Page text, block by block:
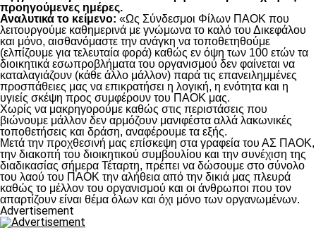
προηγούμενες ημέρες.
Αναλυτικά το κείμενο: «Ως Σύνδεσμοι Φίλων ΠΑΟΚ που
λειτουργούμε καθημερινά με γνώμωνα το καλό του Δικεφάλου
και μόνο, αισθανόμαστε την ανάγκη να τοποθετηθούμε
(ελπίζουμε για τελευταία φορά) καθώς εν όψη των 100 ετών τα
διοικητικά εσωπροβλήματα του οργανισμού δεν φαίνεται να
καταλαγιάζουν (κάθε άλλο μάλλον) παρά τις επανειλημμένες
προσπάθειες μας να επικρατήσει η λογική, η ενότητα και η
υγιείς σκέψη προς συμφέρουν του ΠΑΟΚ μας.
Χωρίς να μακρηγορούμε καθώς στις περιστάσεις που
βιώνουμε μάλλον δεν αρμόζουν μανιφέστα αλλά λακωνικές
τοποθετήσεις και δράση, αναφέρουμε τα εξής.
Μετά την προχθεσινή μας επίσκεψη στα γραφεία του ΑΣ ΠΑΟΚ,
την διακοπή του διοικητικού συμβουλίου και την συνέχιση της
διαδικασίας σήμερα Τέταρτη, πρέπει να δώσουμε στο σύνολο
του λαού του ΠΑΟΚ την αλήθεια από την δικιά μας πλευρά
καθώς το μέλλον του οργανισμού και οι άνθρωποι που τον
απαρτίζουν είναι θέμα όλων και όχι μόνο των οργανωμένων.
Advertisement